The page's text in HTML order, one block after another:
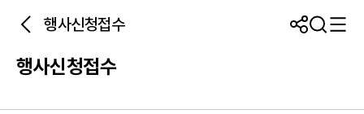
행사신청접수
행사신청접수